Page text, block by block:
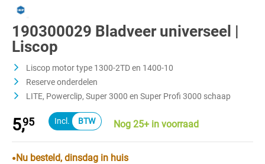
190300029 Bladveer universeel |
Liscop
Liscop motor type 1300-2TD en 1400-10
Reserve onderdelen
LITE, Powerclip, Super 3000 en Super Profi 3000 schaap
5,95 Nog 25+ in voorraad
Nu besteld, dinsdag in huis